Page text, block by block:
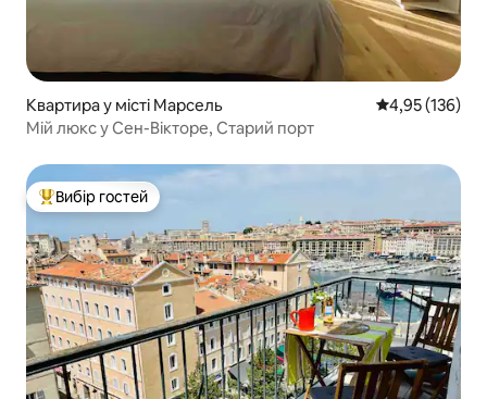
Квартира у місті Марсель Середня
4,95 (136)
Мій люкс у Сен-Вікторе, Старий порт
Топ вибір гостей
Вибір гостей